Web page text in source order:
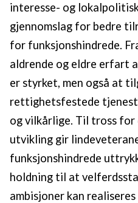
interesse- og
gjennomslag for bedre
for funksjonshindrede.
aldrende og eldre erfart
er styrket, men også at
rettighetsfestede
og vilkårlige. Til tross for
utvikling gir
funksjonshindrede
holdning til at
ambisjoner kan